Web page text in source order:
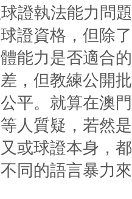
證執法能力問
證資格，但除
能力是否適合
，但教練公開
平。就算在澳
人質疑，若然
或球證本身，
同的語言暴力